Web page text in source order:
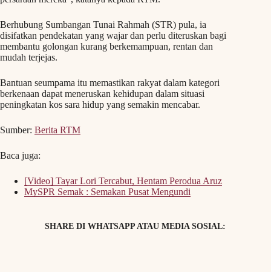
Berhubung Sumbangan Tunai Rahmah (STR) pula, ia
disifatkan pendekatan yang wajar dan perlu diteruskan bagi
membantu golongan kurang berkemampuan, rentan dan
mudah terjejas.
Bantuan seumpama itu memastikan rakyat dalam kategori
berkenaan dapat meneruskan kehidupan dalam situasi
peningkatan kos sara hidup yang semakin mencabar.
Sumber: Berita RTM
Baca juga:
[Video] Tayar Lori Tercabut, Hentam Perodua Aruz
MySPR Semak : Semakan Pusat Mengundi
SHARE DI WHATSAPP ATAU MEDIA SOSIAL: